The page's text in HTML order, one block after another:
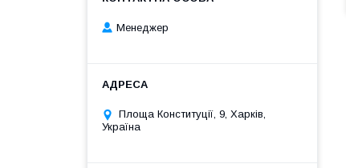
Менеджер
Площа Конституції, 9, Харків,
Україна